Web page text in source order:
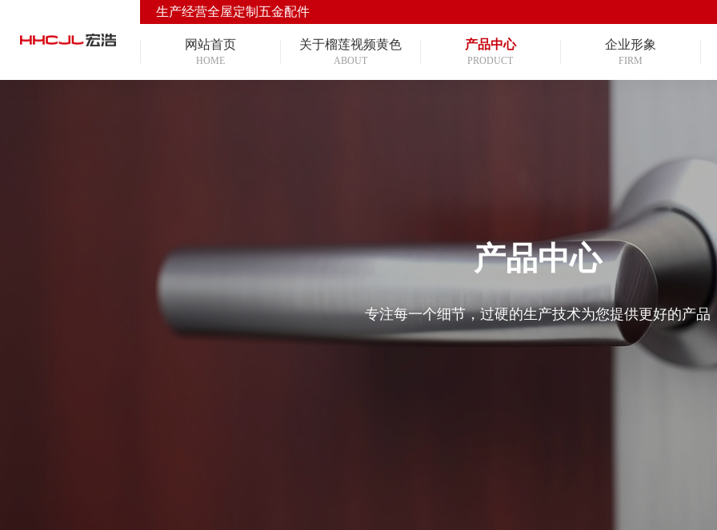
生产经营全屋定制五金配件
网站首页
HOME
关于榴莲视频黄色
ABOUT
产品中心
PRODUCT
企业形象
FIRM
产品中心
专注每一个细节，过硬的生产技术为您提供更好的产品